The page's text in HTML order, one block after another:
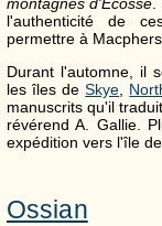
l'authenticité de
permettre à
Durant l'automne, il
les îles deSkye,
manuscrits qu'il
révérend A. Gallie.
expédition vers l'île de
Ossian